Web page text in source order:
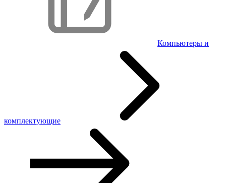
Компьютеры и
комплектующие